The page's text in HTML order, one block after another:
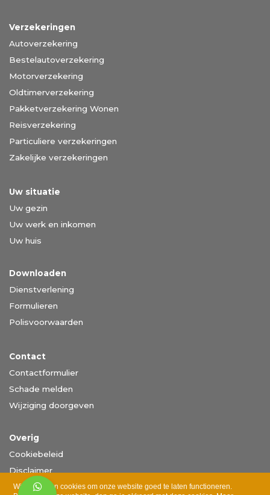
Wij gebruiken cookies om onze website goed te laten functioneren.
Verzekeringen
Autoverzekering
Bestelautoverzekering
Motorverzekering
Oldtimerverzekering
Pakketverzekering Wonen
Reisverzekering
Particuliere verzekeringen
Zakelijke verzekeringen
Uw situatie
Uw gezin
Uw werk en inkomen
Uw huis
Downloaden
Dienstverlening
Formulieren
Polisvoorwaarden
Contact
Contactformulier
Schade melden
Wijziging doorgeven
Overig
Cookiebeleid
Disclaimer
Privacy